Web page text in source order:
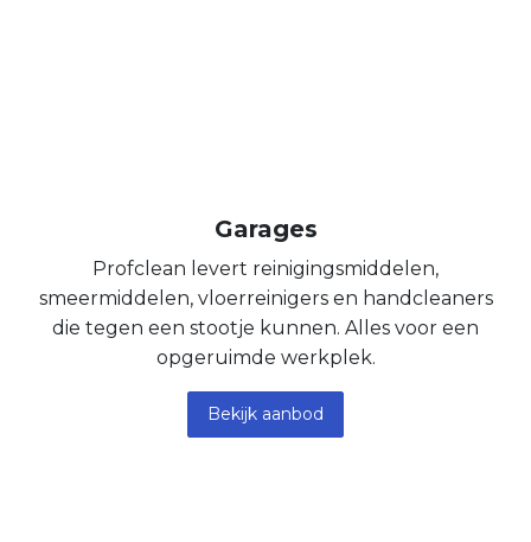
Garages
Profclean levert reinigingsmiddelen,
smeermiddelen, vloerreinigers en handcleaners
die tegen een stootje kunnen. Alles voor een
opgeruimde werkplek.
Bekijk aanbod